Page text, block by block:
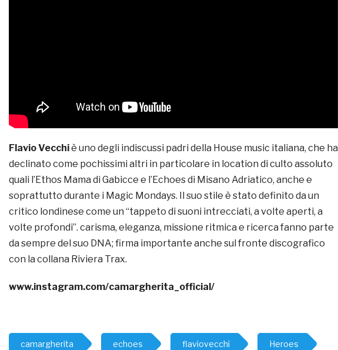
Flavio Vecchiè uno degli indiscussi padri della House music italiana, che ha
declinato come pochissimi altri in particolare in location di culto assoluto
quali l’Ethos Mama di Gabicce e l’Echoes di Misano Adriatico, anche e
soprattutto durante i Magic Mondays. Il suo stile è stato definito da un
critico londinese come un “tappeto di suoni intrecciati, a volte aperti, a
volte profondi”. carisma, eleganza, missione ritmica e ricerca fanno parte
da sempre del suo DNA; firma importante anche sul fronte discografico
con la collana Riviera Trax.
www.instagram.com/camargherita_official/
camargherita echoes flaviovecchi Heroes